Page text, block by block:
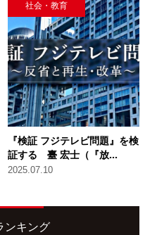
社会・教育
『検証 フジテレビ問題』を検
証する 臺 宏士（『放...
2025.07.10
ンキング